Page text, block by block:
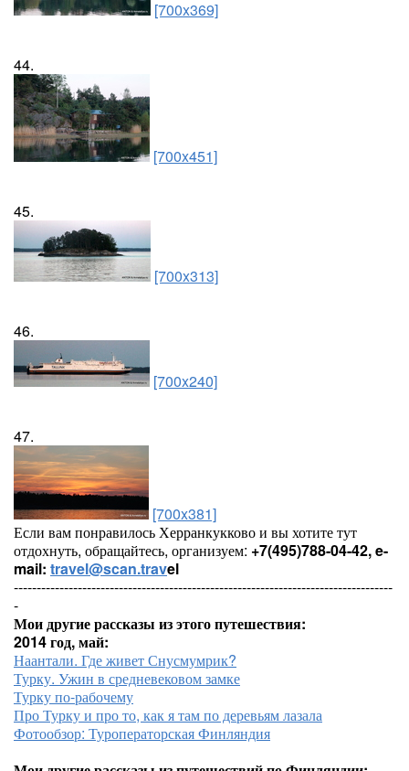
[700x369]
44.
[700x451]
45.
[700x313]
46.
[700x240]
47.
[700x381]
Если вам понравилось Херранкукково и вы хотите тут
отдохнуть, обращайтесь, организуем: +7(495)788-04-42, e-
mail: travel@scan.travel
-----------------------------------------------------------------------------------
-
Мои другие рассказы из этого путешествия:
2014 год, май:
Наантали. Где живет Снусмумрик?
Турку. Ужин в средневековом замке
Турку по-рабочему
Про Турку и про то, как я там по деревьям лазала
Фотообзор: Туроператорская Финляндия